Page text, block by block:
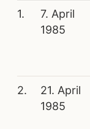
1.
7. April
1985
2.
21. April
1985